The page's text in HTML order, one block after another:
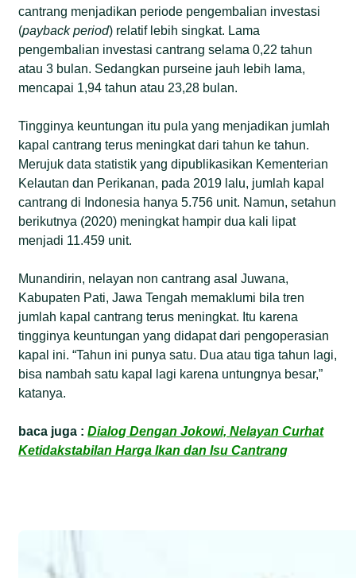
cantrang menjadikan periode pengembalian investasi
(payback period) relatif lebih singkat. Lama
pengembalian investasi cantrang selama 0,22 tahun
atau 3 bulan. Sedangkan purseine jauh lebih lama,
mencapai 1,94 tahun atau 23,28 bulan.
Tingginya keuntungan itu pula yang menjadikan jumlah
kapal cantrang terus meningkat dari tahun ke tahun.
Merujuk data statistik yang dipublikasikan Kementerian
Kelautan dan Perikanan, pada 2019 lalu, jumlah kapal
cantrang di Indonesia hanya 5.756 unit. Namun, setahun
berikutnya (2020) meningkat hampir dua kali lipat
menjadi 11.459 unit.
Munandirin, nelayan non cantrang asal Juwana,
Kabupaten Pati, Jawa Tengah memaklumi bila tren
jumlah kapal cantrang terus meningkat. Itu karena
tingginya keuntungan yang didapat dari pengoperasian
kapal ini. “Tahun ini punya satu. Dua atau tiga tahun lagi,
bisa nambah satu kapal lagi karena untungnya besar,”
katanya.
baca juga :Dialog Dengan Jokowi, Nelayan Curhat
Ketidakstabilan Harga Ikan dan Isu Cantrang